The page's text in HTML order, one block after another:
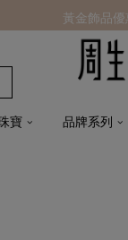
寶 品牌系列
黃金飾品